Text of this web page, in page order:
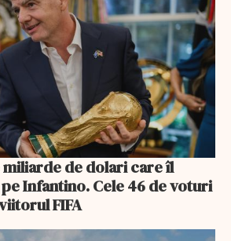
miliarde de dolari care îl
Infantino. Cele 46 de voturi
FIFA